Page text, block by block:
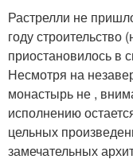
Растрелли не
году строительство
приостановилось в
Несмотря на
монастырь не ,
исполнению
цельных
замечательных